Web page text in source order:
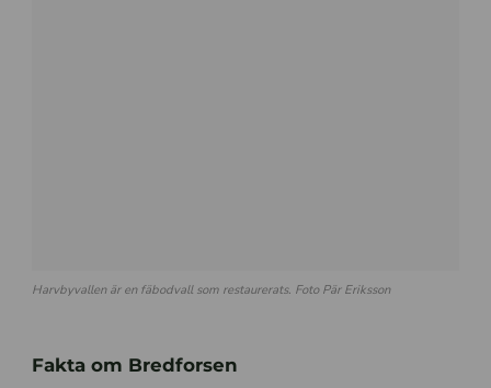
Harvbyvallen är en fäbodvall som restaurerats. Foto Pär Eriksson
Fakta om Bredforsen